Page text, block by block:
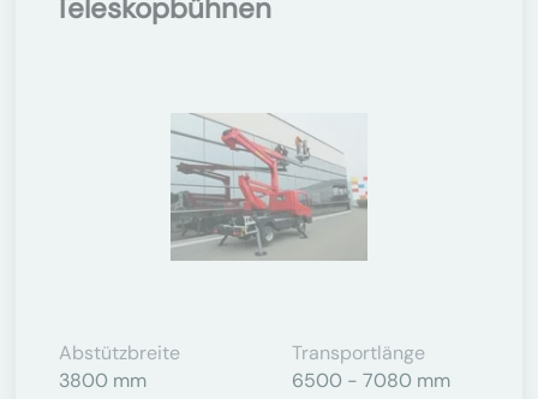
Teleskopbühnen
Abstützbreite
3800 mm
Transportlänge
6500 - 7080 mm